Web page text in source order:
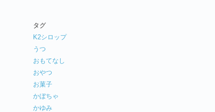
タグ
K2シロップ
うつ
おもてなし
おやつ
お菓子
かぼちゃ
かゆみ